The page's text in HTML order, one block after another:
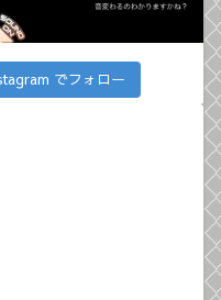
でフォロー